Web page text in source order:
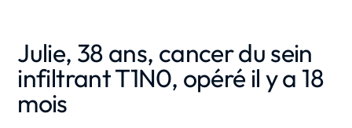
Julie, 38 ans, cancer du sein
infiltrant T1N0, opéré il y a 18
mois